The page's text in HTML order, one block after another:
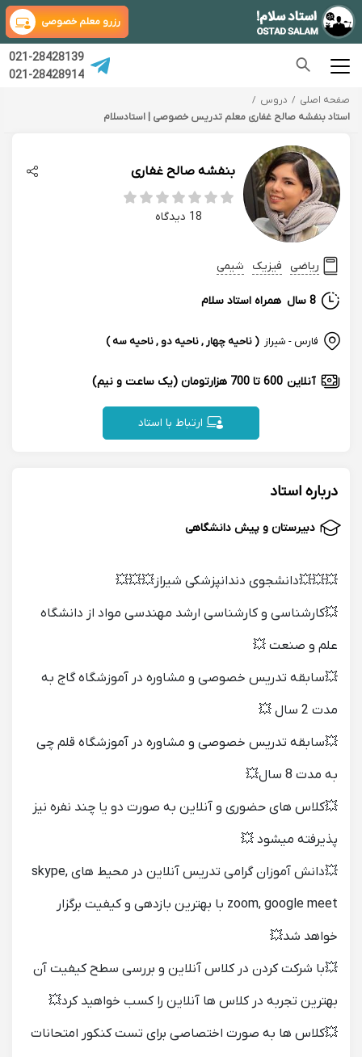
رزرو معلم خصوصی
021-28428139
021-28428914
صفحه اصلی
دروس
استاد بنفشه صالح غفاری معلم تدریس خصوصی | استادسلام
بنفشه صالح غفاری
18 دیدگاه
ریاضی فیزیک شیمی
8 سال همراه استاد سلام
فارس - شيراز ( ناحیه چهار , ناحیه دو , ناحیه سه )
آنلاین 600 تا 700 هزارتومان (یک ساعت و نیم)
ارتباط با استاد
درباره استاد
دبیرستان و پیش دانشگاهی
💥💥💥دانشجوی دندانپزشکی شیراز💥💥💥
💥کارشناسی و کارشناسی ارشد مهندسی مواد از دانشگاه
علم و صنعت 💥
💥سابقه تدریس خصوصی و مشاوره در آموزشگاه گاج به
مدت 2 سال 💥
💥سابقه تدریس خصوصی و مشاوره در آموزشگاه قلم چی
به مدت 8 سال💥
💥کلاس های حضوری و آنلاین به صورت دو یا چند نفره نیز
پذیرفته میشود 💥
💥دانش آموزان گرامی تدریس آنلاین در محیط های skype,
zoom, google meet با بهترین بازدهی و کیفیت برگزار
خواهد شد💥
💥با شرکت کردن در کلاس آنلاین و بررسی سطح کیفیت آن
بهترین تجربه در کلاس ها آنلاین را کسب خواهید کرد💥
💥کلاس ها به صورت اختصاصی برای تست کنکور امتحانات